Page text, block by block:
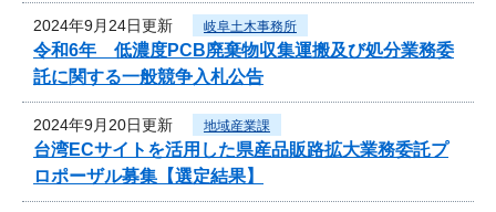
2024年9月24日更新 岐阜土木事務所
令和6年 低濃度PCB廃棄物収集運搬及び処分業務委
託に関する一般競争入札公告
2024年9月20日更新 地域産業課
台湾ECサイトを活用した県産品販路拡大業務委託プ
ロポーザル募集【選定結果】